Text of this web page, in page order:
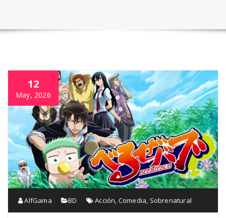
12
May, 2026
AlfGama BD Acción Comedia Sobrenatural